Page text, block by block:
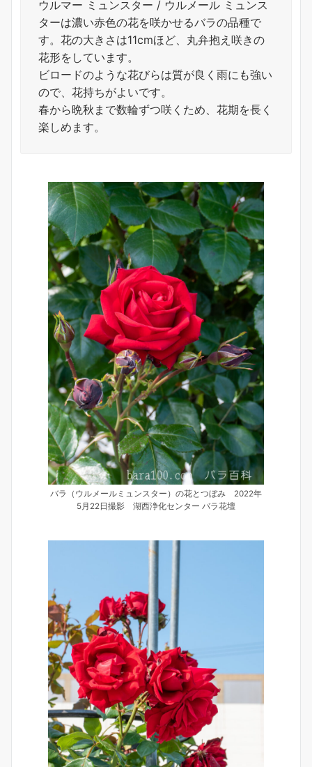
ウルマー ミュンスター / ウルメール ミュンス
ターは濃い赤色の花を咲かせるバラの品種で
す。花の大きさは11cmほど、丸弁抱え咲きの
花形をしています。
ビロードのような花びらは質が良く雨にも強い
ので、花持ちがよいです。
春から晩秋まで数輪ずつ咲くため、花期を長く
楽しめます。
バラ（ウルメールミュンスター）の花とつぼみ 2022年
5月22日撮影 湖西浄化センター バラ花壇